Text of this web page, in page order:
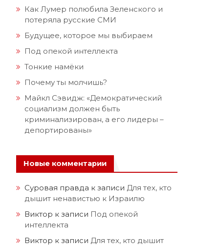
Как Лумер полюбила Зеленского и
потеряла русские СМИ
Будущее, которое мы выбираем
Под опекой интеллекта
Тонкие намёки
Почему ты молчишь?
Майкл Сэвидж: «Демократический
социализм должен быть
криминализирован, а его лидеры –
депортированы»
Новые комментарии
Суровая правда к записи Для тех, кто
дышит ненавистью к Израилю
Виктор к записи Под опекой
интеллекта
Виктор к записи Для тех, кто дышит